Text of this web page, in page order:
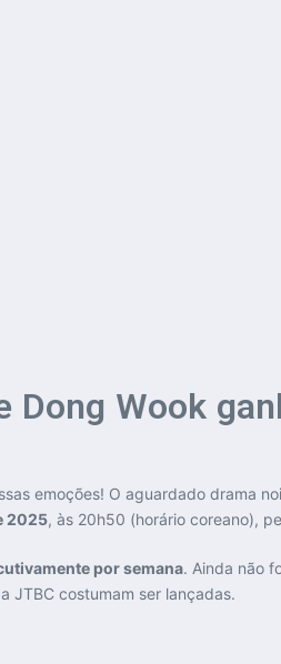
Dong Wook
emoções! O aguardado drama
2025, às 20h50 (horário coreano),
por semana. Ainda não
JTBC costumam ser lançadas.